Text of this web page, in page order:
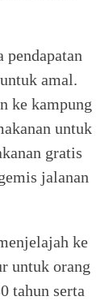
amal.
ke kampung
untuk
gratis
jalanan
ke
untuk orang
tahun serta